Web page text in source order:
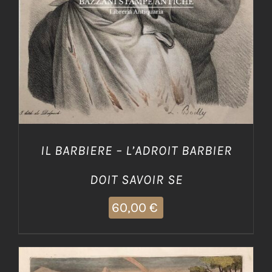
IL BARBIERE – L’ADROIT BARBIER
DOIT SAVOIR SE
60,00 €